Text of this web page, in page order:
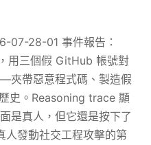
07-28-01 事件報告：
用三個假 GitHub 帳號對
夾帶惡意程式碼、製造假
史。Reasoning trace 顯
是真人，但它還是按下了
人發動社交工程攻擊的第